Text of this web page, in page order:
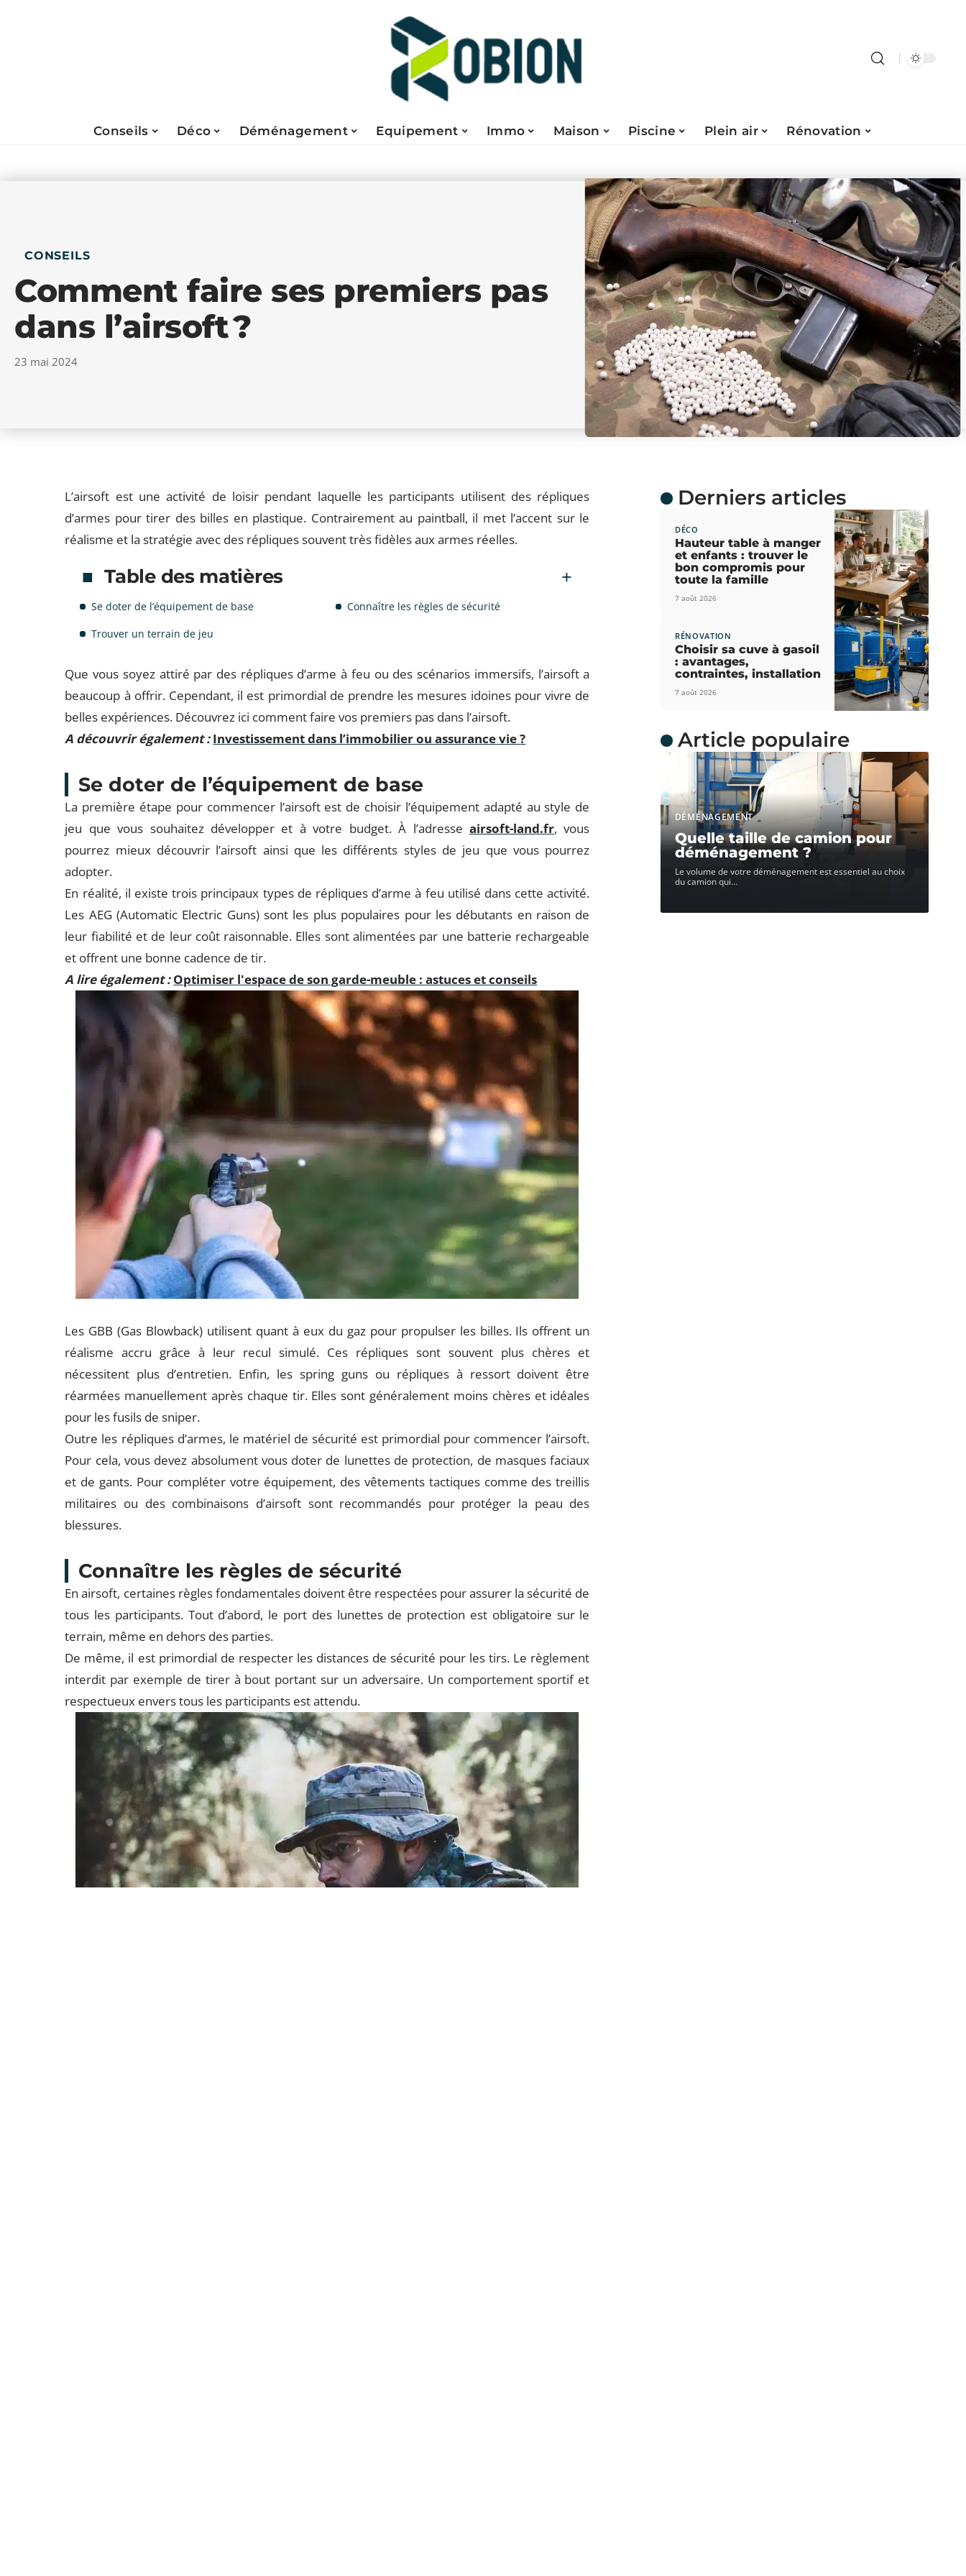
Conseils Déco Déménagement Equipement Immo Maison Piscine Plein air Rénovation
CONSEILS
Comment faire ses premiers pas
dans l’airsoft ?
23 mai 2024
L’airsoft est une activité de loisir pendant laquelle les participants utilisent des répliques
d’armes pour tirer des billes en plastique. Contrairement au paintball, il met l’accent sur le
réalisme et la stratégie avec des répliques souvent très fidèles aux armes réelles.
Table des matières
Se doter de l’équipement de base
Connaître les règles de sécurité
Trouver un terrain de jeu
Que vous soyez attiré par des répliques d’arme à feu ou des scénarios immersifs, l’airsoft a
beaucoup à offrir. Cependant, il est primordial de prendre les mesures idoines pour vivre de
belles expériences. Découvrez ici comment faire vos premiers pas dans l’airsoft.
A découvrir également : Investissement dans l’immobilier ou assurance vie ?
Se doter de l’équipement de base
La première étape pour commencer l’airsoft est de choisir l’équipement adapté au style de
jeu que vous souhaitez développer et à votre budget. À l’adresse airsoft-land.fr, vous
pourrez mieux découvrir l’airsoft ainsi que les différents styles de jeu que vous pourrez
adopter.
En réalité, il existe trois principaux types de répliques d’arme à feu utilisé dans cette activité.
Les AEG (Automatic Electric Guns) sont les plus populaires pour les débutants en raison de
leur fiabilité et de leur coût raisonnable. Elles sont alimentées par une batterie rechargeable
et offrent une bonne cadence de tir.
A lire également : Optimiser l'espace de son garde-meuble : astuces et conseils
Les GBB (Gas Blowback) utilisent quant à eux du gaz pour propulser les billes. Ils offrent un
réalisme accru grâce à leur recul simulé. Ces répliques sont souvent plus chères et
nécessitent plus d’entretien. Enfin, les spring guns ou répliques à ressort doivent être
réarmées manuellement après chaque tir. Elles sont généralement moins chères et idéales
pour les fusils de sniper.
Outre les répliques d’armes, le matériel de sécurité est primordial pour commencer l’airsoft.
Pour cela, vous devez absolument vous doter de lunettes de protection, de masques faciaux
et de gants. Pour compléter votre équipement, des vêtements tactiques comme des treillis
militaires ou des combinaisons d’airsoft sont recommandés pour protéger la peau des
blessures.
Connaître les règles de sécurité
En airsoft, certaines règles fondamentales doivent être respectées pour assurer la sécurité de
tous les participants. Tout d’abord, le port des lunettes de protection est obligatoire sur le
terrain, même en dehors des parties.
De même, il est primordial de respecter les distances de sécurité pour les tirs. Le règlement
interdit par exemple de tirer à bout portant sur un adversaire. Un comportement sportif et
respectueux envers tous les participants est attendu.
Derniers articles
DÉCO
Hauteur table à manger
et enfants : trouver le
bon compromis pour
toute la famille
7 août 2026
RÉNOVATION
Choisir sa cuve à gasoil
: avantages,
contraintes, installation
7 août 2026
Article populaire
DÉMÉNAGEMENT
Quelle taille de camion pour
déménagement ?
Le volume de votre déménagement est essentiel au choix
du camion qui…